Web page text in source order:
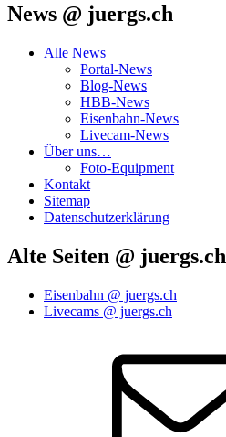
News @ juergs.ch
Alle News
Portal-News
Blog-News
HBB-News
Eisenbahn-News
Livecam-News
Über uns…
Foto-Equipment
Kontakt
Sitemap
Datenschutzerklärung
Alte Seiten @ juergs.ch
Eisenbahn @ juergs.ch
Livecams @ juergs.ch